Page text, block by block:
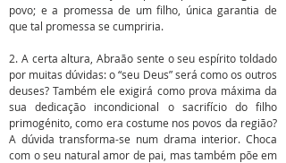
povo; e a promessa de um filho, única garantia de
que tal promessa se cumpriria.
2. A certa altura, Abraão sente o seu espírito toldado
por muitas dúvidas: o “seu Deus” será como os outros
deuses? Também ele exigirá como prova máxima da
sua dedicação incondicional o sacrifício do filho
primogénito, como era costume nos povos da região?
A dúvida transforma-se num drama interior. Choca
com o seu natural amor de pai, mas também põe em